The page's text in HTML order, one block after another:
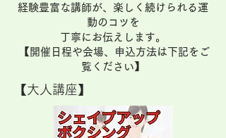
経験豊富な講師が、楽しく続けられる運
動のコツを
丁寧にお伝えします。​
【開催日程や会場、申込方法は下記をご
覧ください】​
【大人講座】